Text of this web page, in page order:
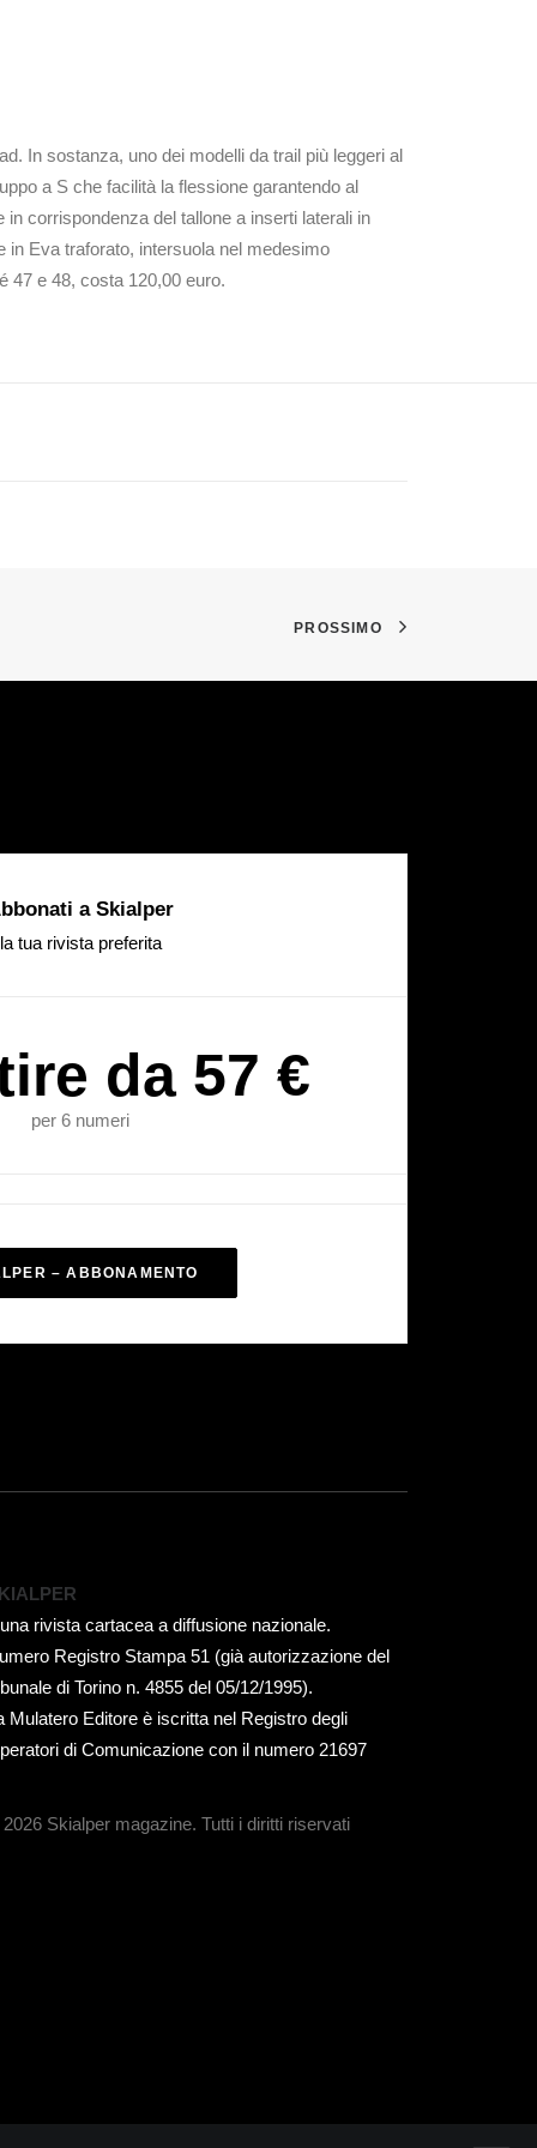
In sostanza, uno dei modelli da trail più leggeri al
a S che facilità la flessione garantendo al
corrispondenza del tallone a inserti laterali in
in Eva traforato, intersuola nel medesimo
47 e 48, costa 120,00 euro.
PROSSIMO
a Skialper
la tua rivista preferita
da 57 €
per 6 numeri
– ABBONAMENTO
rivista cartacea a diffusione nazionale.
Registro Stampa 51 (già autorizzazione del
di Torino n. 4855 del 05/12/1995).
Mulatero Editore è iscritta nel Registro degli
di Comunicazione con il numero 21697
Skialper magazine. Tutti i diritti riservati